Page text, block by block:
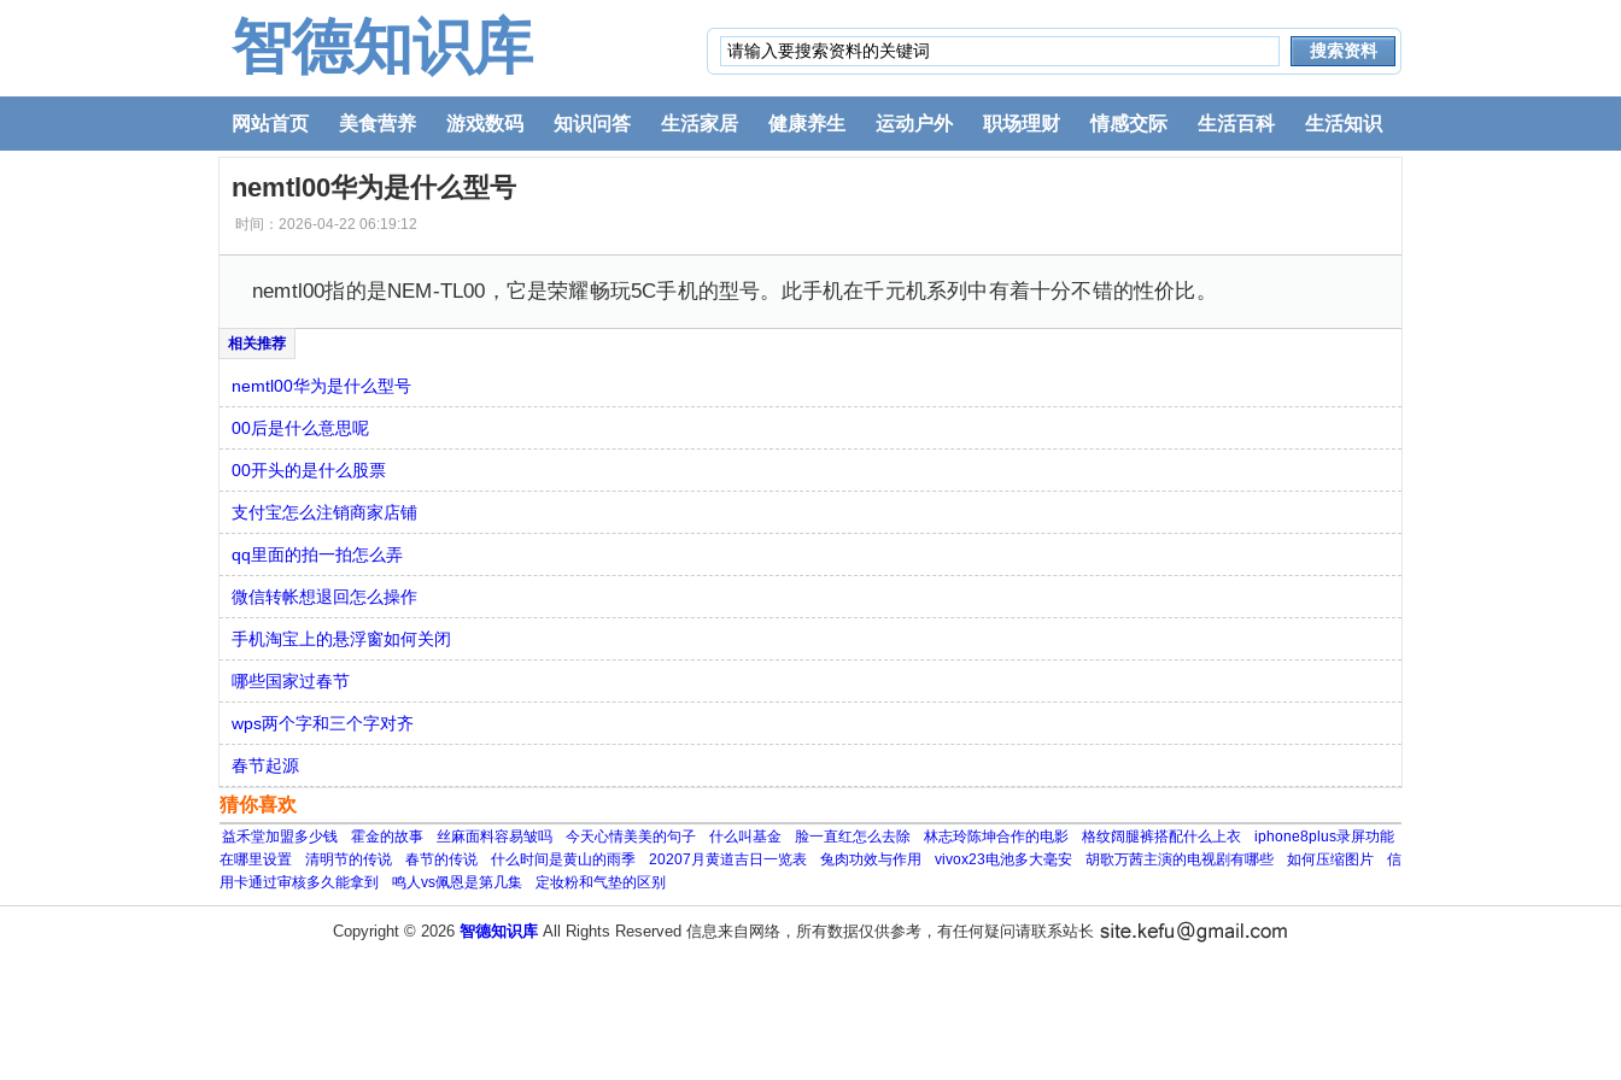
智德知识库
网站首页 美食营养 游戏数码 知识问答 生活家居 健康养生 运动户外 职场理财 情感交际 生活百科 生活知识
nemtl00华为是什么型号
时间：2026-04-22 06:19:12
nemtl00指的是NEM-TL00，它是荣耀畅玩5C手机的型号。此手机在千元机系列中有着十分不错的性价比。
nemtl00华为是什么型号
00后是什么意思呢
00开头的是什么股票
支付宝怎么注销商家店铺
qq里面的拍一拍怎么弄
微信转帐想退回怎么操作
手机淘宝上的悬浮窗如何关闭
哪些国家过春节
wps两个字和三个字对齐
春节起源
猜你喜欢
益禾堂加盟多少钱 霍金的故事 丝麻面料容易皱吗 今天心情美美的句子 什么叫基金 脸一直红怎么去除 林志玲陈坤合作的电影 格纹阔腿裤搭配什么上衣
iphone8plus录屏功能
在哪里设置
清明节的传说 春节的传说 什么时间是黄山的雨季 20207月黄道吉日一览表 兔肉功效与作用 vivox23电池多大毫安 胡歌万茜主演的电视剧有哪些 如何压缩图片
信
用卡通过审核多久能拿到
鸣人vs佩恩是第几集 定妆粉和气垫的区别
Copyright © 2026 智德知识库All Rights Reserved 信息来自网络，所有数据仅供参考，有任何疑问请联系站长